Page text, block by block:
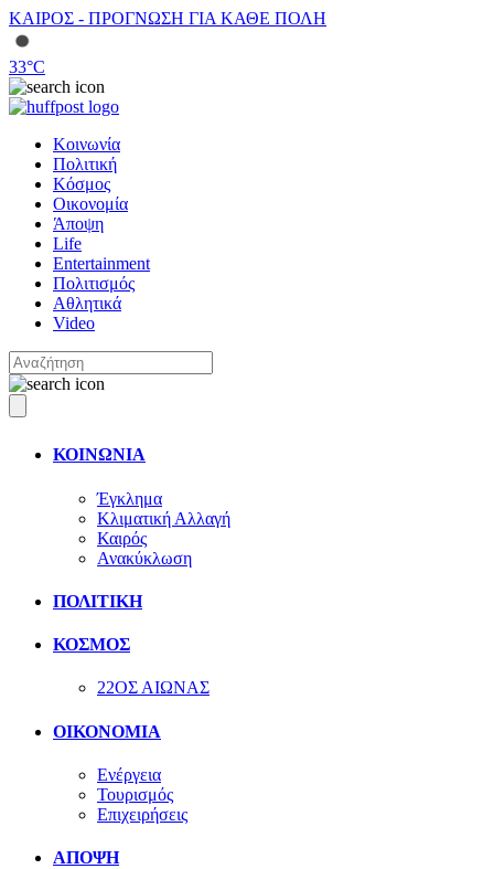
ΚΑΙΡΟΣ - ΠΡΟΓΝΩΣΗ ΓΙΑ ΚΑΘΕ ΠΟΛΗ
33°C
Κοινωνία
Πολιτική
Κόσμος
Οικονομία
Άποψη
Life
Entertainment
Πολιτισμός
Αθλητικά
Video
ΚΟΙΝΩΝΙΑ
Έγκλημα
Κλιματική Αλλαγή
Καιρός
Ανακύκλωση
ΠΟΛΙΤΙΚΗ
ΚΟΣΜΟΣ
22ΟΣ ΑΙΩΝΑΣ
ΟΙΚΟΝΟΜΙΑ
Ενέργεια
Τουρισμός
Επιχειρήσεις
ΑΠΟΨΗ